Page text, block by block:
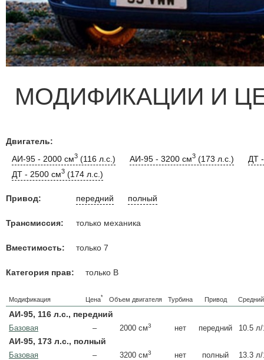
МОДИФИКАЦИИ И
Двигатель:
АИ-95 - 2000 см3 (116 л.с.) АИ-95 - 3200 см3 (173 л.с.)
ДТ
ДТ - 2500 см3 (174 л.с.)
Привод: передний полный
Трансмиссия: только механика
Вместимость: только 7
Категория прав: только B
Модификация Цена* Объем двигателя Турбина Привод
АИ-95, 116 л.с., передний
Базовая – 2000 см3 нет передний 10.5
АИ-95, 173 л.с., полный
Базовая – 3200 см3 нет полный 13.3